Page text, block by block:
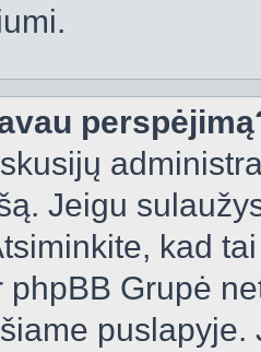
Jeigu
kad
phpBB Grupė